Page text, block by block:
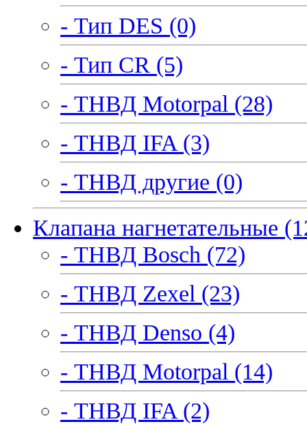
- Тип DES (0)
- Тип CR (5)
- ТНВД Motorpal (28)
- ТНВД IFA (3)
- ТНВД другие (0)
Клапана нагнетательные
- ТНВД Bosch (72)
- ТНВД Zexel (23)
- ТНВД Denso (4)
- ТНВД Motorpal (14)
- ТНВД IFA (2)